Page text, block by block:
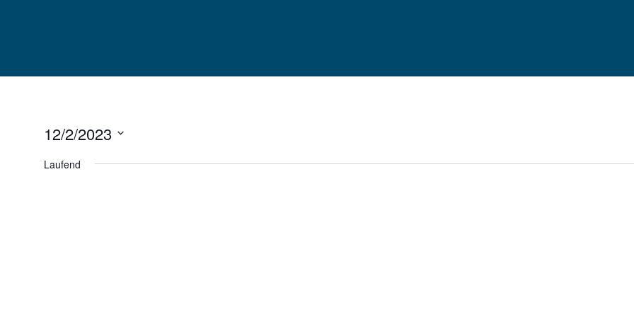
12/2/2023
wählen.
Laufend